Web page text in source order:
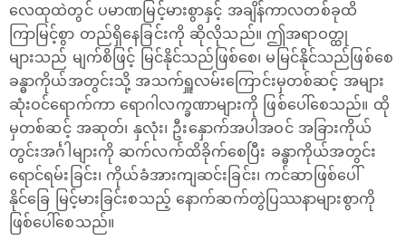
လေထုထဲတွင် ပမာဏမြင့်မားစွာနှင့် အချိန်ကာလတစ်ခုထိ
ကြာမြင့်စွာ တည်ရှိနေခြင်းကို ဆိုလိုသည်။ ဤအရာဝတ္ထု
များသည် မျက်စိဖြင့် မြင်နိုင်သည်ဖြစ်စေ၊ မမြင်နိုင်သည်ဖြစ်စေ
ခန္ဓာကိုယ်အတွင်းသို့ အသက်ရှူလမ်းကြောင်းမှတစ်ဆင့် အများ
ဆုံးဝင်ရောက်ကာ ရောဂါလက္ခဏာများကို ဖြစ်ပေါ်စေသည်။ ထို
မှတစ်ဆင့် အဆုတ်၊ နှလုံး၊ ဦးနှောက်အပါအဝင် အခြားကိုယ်
တွင်းအင်္ဂါများကို ဆက်လက်ထိခိုက်စေပြီး ခန္ဓာကိုယ်အတွင်း
ရောင်ရမ်းခြင်း၊ ကိုယ်ခံအားကျဆင်းခြင်း၊ ကင်ဆာဖြစ်ပေါ်
နိုင်ခြေ မြင့်မားခြင်းစသည့် နောက်ဆက်တွဲပြဿနာများစွာကို
ဖြစ်ပေါ်စေသည်။